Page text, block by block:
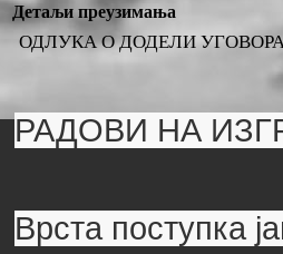
Детаљи преузимања
ОДЛУКА О ДОДЕЛИ УГОВОРА -
РАДОВИ НА
Врста поступка